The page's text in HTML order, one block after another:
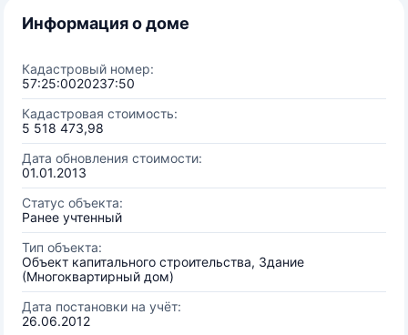
Информация о доме
Кадастровый номер:
57:25:0020237:50
Кадастровая стоимость:
5 518 473,98
Дата обновления стоимости:
01.01.2013
Статус объекта:
Ранее учтенный
Тип объекта:
Объект капитального строительства, Здание
(Многоквартирный дом)
Дата постановки на учёт:
26.06.2012